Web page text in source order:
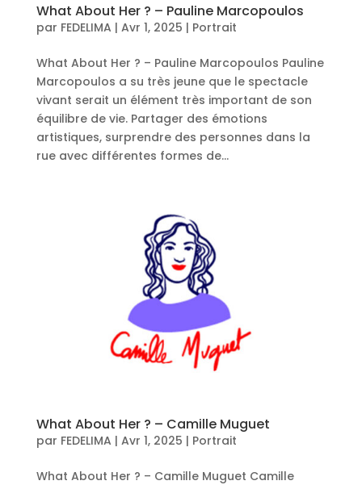
What About Her ? – Pauline Marcopoulos
par FEDELIMA | Avr 1, 2025 | Portrait
What About Her ? – Pauline Marcopoulos Pauline
Marcopoulos a su très jeune que le spectacle
vivant serait un élément très important de son
équilibre de vie. Partager des émotions
artistiques, surprendre des personnes dans la
rue avec différentes formes de...
What About Her ? – Camille Muguet
par FEDELIMA | Avr 1, 2025 | Portrait
What About Her ? – Camille Muguet Camille